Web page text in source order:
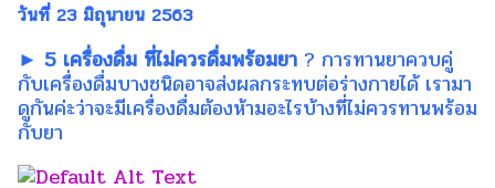
วันที่ 23 มิถุนายน 2563
► 5 เครื่องดื่ม ที่ไม่ควรดื่มพร้อมยา ? การทานยาควบคู่
กับเครื่องดื่มบางชนิดอาจส่งผลกระทบต่อร่างกายได้ เรามา
ดูกันค่ะว่าจะมีเครื่องดื่มต้องห้ามอะไรบ้างที่ไม่ควรทานพร้อม
กับยา